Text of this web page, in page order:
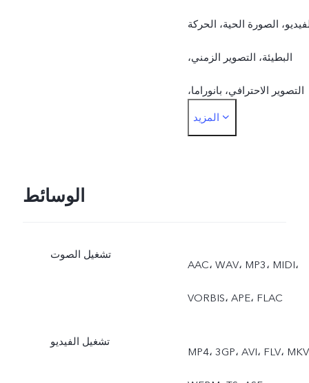
الصورة الحية، الحركة
البطيئة، التصوير الزمني،
التصوير الاحترافي، بانوراما،
المستندات، ‎50 MP الجهة
المزيد
الوسائط
تشغيل الصوت
AAC، ‏WAV، ‏MP3، ‏MIDI،
‏VORBIS، ‏APE، ‏FLAC
تشغيل الفيديو
MP4، ‏3GP، ‏AVI، ‏FLV، ‏MKV،